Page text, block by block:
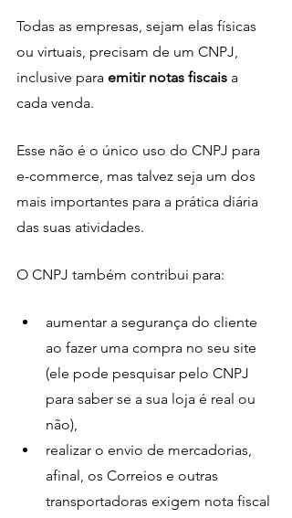
Todas as empresas, sejam elas físicas
ou virtuais, precisam de um CNPJ,
inclusive para emitir notas fiscais a
cada venda.
Esse não é o único uso do CNPJ para
e-commerce, mas talvez seja um dos
mais importantes para a prática diária
das suas atividades.
O CNPJ também contribui para:
aumentar a segurança do cliente
ao fazer uma compra no seu site
(ele pode pesquisar pelo CNPJ
para saber se a sua loja é real ou
não),
realizar o envio de mercadorias,
afinal, os Correios e outras
transportadoras exigem nota fiscal